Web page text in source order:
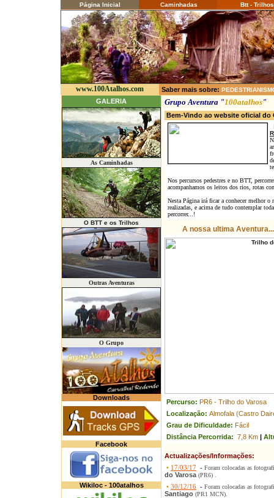
Página Inicial Caminhadas Btt - Trilhos
www.100Atalhos.com Saber mais sobre:
GALERIA
As Caminhadas
O BTT e os Trilhos
Outras Aventuras
O Grupo
Downloads
Facebook
Wikiloc - 100atalhos
Grupo Aventura "100atalhos"
Bem-Vindo ao website oficial do
Nos percursos pedestres e no BTT,
acompanhamos os leitos dos rios, rotas
Nesta Página irá ficar a conhecer melhor
realizadas, e acima de tudo contemplar
percorrer...!
A nossa ultima Aventura...
Percurso: PR6 - Trilho do Varosa
Localização: Almofala (Castro
Grau de Dificuldade: Fácil
Distância Percorrida: 7,8 Km |
Actualizações/Informações:
• 17/03/17 - Foram colocadas as
do Varosa (PR6) .
• 30/12/16 - Foram colocadas as
Santiago (PR1 MCN).